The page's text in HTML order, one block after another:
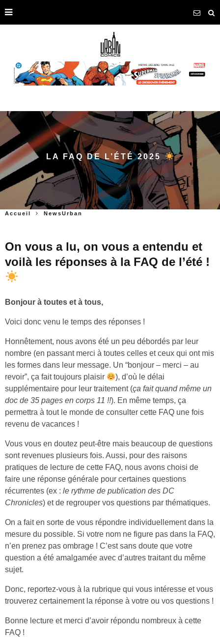
LA FAQ DE L’ÉTÉ 2025
Accueil NewsUrban
On vous a lu, on vous a entendu et
voilà les réponses à la FAQ de l’été !
Bonjour à toutes et à tous,
Voici donc venu le temps des réponses !
Honnêtement, nous avons été un peu débordés par leur
nombre (en passant merci à toutes celles et ceux qui ont mis
les formes dans leur message. Un “bonjour – merci – au
revoir”, ça fait toujours plaisir
), d’où le délai
supplémentaire pour leur traitement (ça fait quand même un
doc de 35 pages en corps 11 !!). En même temps, ça
permettra à tout le monde de consulter cette FAQ une fois
revenu de vacances !
Vous vous en doutez peut-être mais beaucoup de questions
sont revenues plusieurs fois. Aussi, pour des raisons
pratiques de lecture de cette FAQ, nous avons choisi de
faire une réponse générale pour certaines questions
récurrentes (ex : le rythme de publication des DC
Chronicles) et de regrouper vos questions par thématiques.
On a fait en sorte de vous répondre individuellement dans la
mesure du possible. Si votre nom ne figure pas dans la FAQ,
n’en prenez pas ombrage ! C’est sans doute que votre
question a été amalgamée avec d’autres traitant du même
sujet.
Donc, reportez-vous à la rubrique qui vous intéresse et vous
trouverez certainement la réponse à votre ou vos questions !
Bonne lecture et merci d’avoir répondu nombreux à cette
FAQ !